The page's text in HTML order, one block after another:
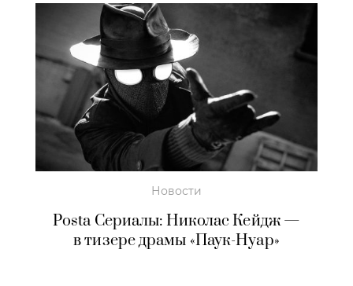
Новости
Posta Сериалы: Николас Кейдж —
в тизере драмы «Паук-Нуар»